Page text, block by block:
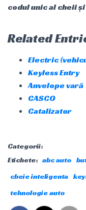
codul unic al cheii
Related
Electric
Keyless Entry
Anvelope vară
CASCO
Catalizator
Categorii:
Etichete: abc auto
cheie inteligenta
tehnologie auto